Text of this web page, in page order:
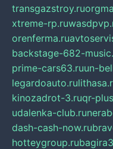
transgazstroy.ru
xtreme-rp.ru
orenferma.ru
backstage-682-
prime-cars63.ruun-
legardoauto.ru
kinozadrot-3.ruqr-
udalenka-club.ru
dash-cash-now.ru
hotteygroup.ru